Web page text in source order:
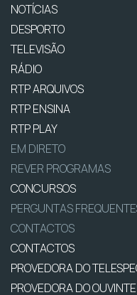
NOTÍCIAS
DESPORTO
TELEVISÃO
RÁDIO
RTP ARQUIVOS
RTP ENSINA
RTP PLAY
EM DIRETO
REVER PROGRAMAS
CONCURSOS
PERGUNTAS
CONTACTOS
CONTACTOS
PROVEDORA DO
PROVEDORA DO OUVINTE